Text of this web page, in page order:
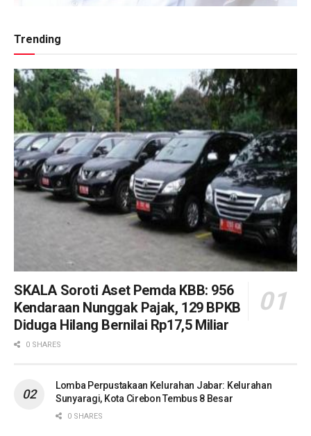
Trending
SKALA Soroti Aset Pemda KBB: 956
Kendaraan Nunggak Pajak, 129 BPKB
Diduga Hilang Bernilai Rp17,5 Miliar
0 SHARES
Lomba Perpustakaan Kelurahan Jabar: Kelurahan
Sunyaragi, Kota Cirebon Tembus 8 Besar
0 SHARES